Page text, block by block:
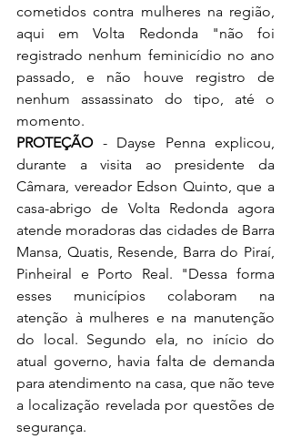
cometidos contra mulheres na região,
aqui em Volta Redonda "não foi
registrado nenhum feminicídio no ano
passado, e não houve registro de
nenhum assassinato do tipo, até o
momento.
PROTEÇÃO - Dayse Penna explicou,
durante a visita ao presidente da
Câmara, vereador Edson Quinto, que a
casa-abrigo de Volta Redonda agora
atende moradoras das cidades de Barra
Mansa, Quatis, Resende, Barra do Piraí,
Pinheiral e Porto Real. "Dessa forma
esses municípios colaboram na
atenção à mulheres e na manutenção
do local. Segundo ela, no início do
atual governo, havia falta de demanda
para atendimento na casa, que não teve
a localização revelada por questões de
segurança.